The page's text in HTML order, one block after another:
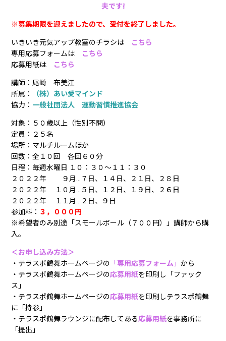
夫です❕
※募集期限を迎えましたので、受付を終了しました。
いきいき元気アップ教室のチラシは
こちら
専用応募フォームは
こちら
応募用紙は
こちら
講師：尾崎 布美江
所属：
（株）あい愛マインド
協力： 一般社団法人 運動習慣推進協会
対象：５０歳以上（性別不問）
定員：２５名
場所：マルチルームほか
回数：全１０回 各回６０分
日程：毎週水曜日 １０：３０～１１：３０
２０２２年 ９月…７日、１４日、２１日、２８日
２０２２年 １０月…５日、１２日、１９日、２６日
２０２２年 １１月…２日、９日
参加料： ３，０００ 円
※希望者のみ別途「スモールボール（７００円）」講師から購
入。
＜お申し込み方法＞
・テラスポ鶴舞ホームページの 「 専用応募フォーム 」から
・テラスポ鶴舞ホームページの応募用紙を印刷し「ファック
ス」
・テラスポ鶴舞ホームページの応募用紙を印刷しテラスポ鶴舞
に「持参」
・テラスポ鶴舞ラウンジに配布してある応募用紙を事務所に
「提出」